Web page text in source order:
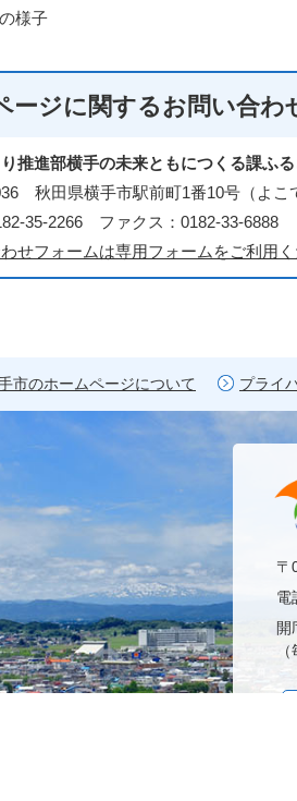
様子
ージに関するお問い合わ
推進部横手の未来ともにつくる課ふ
秋田県横手市駅前町1番10号（よこ
35-2266 ファクス：0182-33-6888
せフォームは専用フォームをご利用く
市のホームページについて プライ
〒
電
開